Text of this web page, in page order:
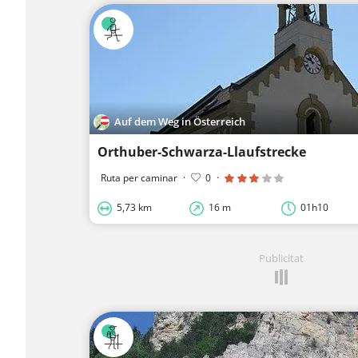
Auf dem Weg in Österreich
Orthuber-Schwarza-Llaufstrecke
Ruta per caminar · 0 ·
5,73 km 16 m 01h10
Publicitat